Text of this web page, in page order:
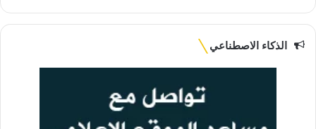
الوي
الذكاء الاصطناعي